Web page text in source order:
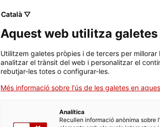
Català ▽
Aquest web utilitza galetes
Utilitzem galetes pròpies i de tercers per
analitzar el trànsit del web i personalitzar el
rebutjar-les totes o configurar-les.
Més informació sobre l'ús de les galetes en
Analítica
Recullen informació anònima sobre